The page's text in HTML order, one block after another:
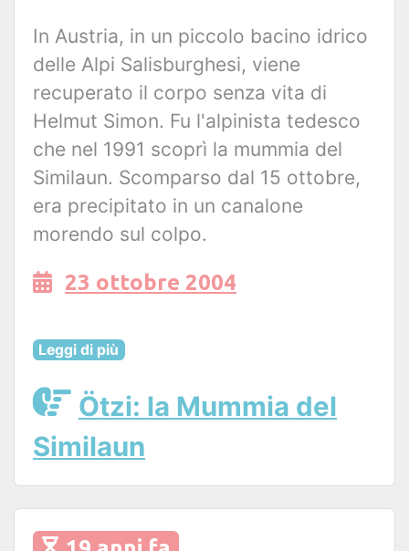
In Austria, in un piccolo bacino idrico
delle Alpi Salisburghesi, viene
recuperato il corpo senza vita di
Helmut Simon. Fu l'alpinista tedesco
che nel 1991 scoprì la mummia del
Similaun. Scomparso dal 15 ottobre,
era precipitato in un canalone
morendo sul colpo.
23 ottobre 2004
Leggi di più
Ötzi: la Mummia del
Similaun